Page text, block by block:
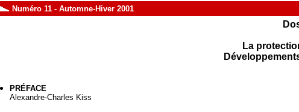
Numéro 11 - Automne-Hiver 2001
La
PRÉFACE
Alexandre-Charles Kiss